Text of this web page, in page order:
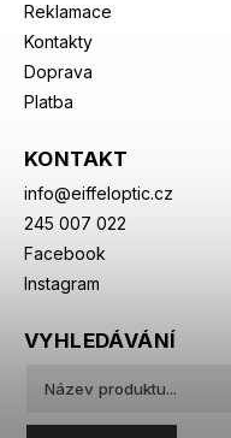
Reklamace
Kontakty
Doprava
Platba
KONTAKT
info@eiffeloptic.cz
245 007 022
Facebook
Instagram
VYHLEDÁVÁNÍ